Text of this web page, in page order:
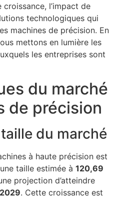
l’impact de
technologiques qui
machines de précision. En
mettons en lumière les
les entreprises sont
du marché
de précision
du marché
à haute précision est
taille estimée à 120,69
projection d’atteindre
. Cette croissance est